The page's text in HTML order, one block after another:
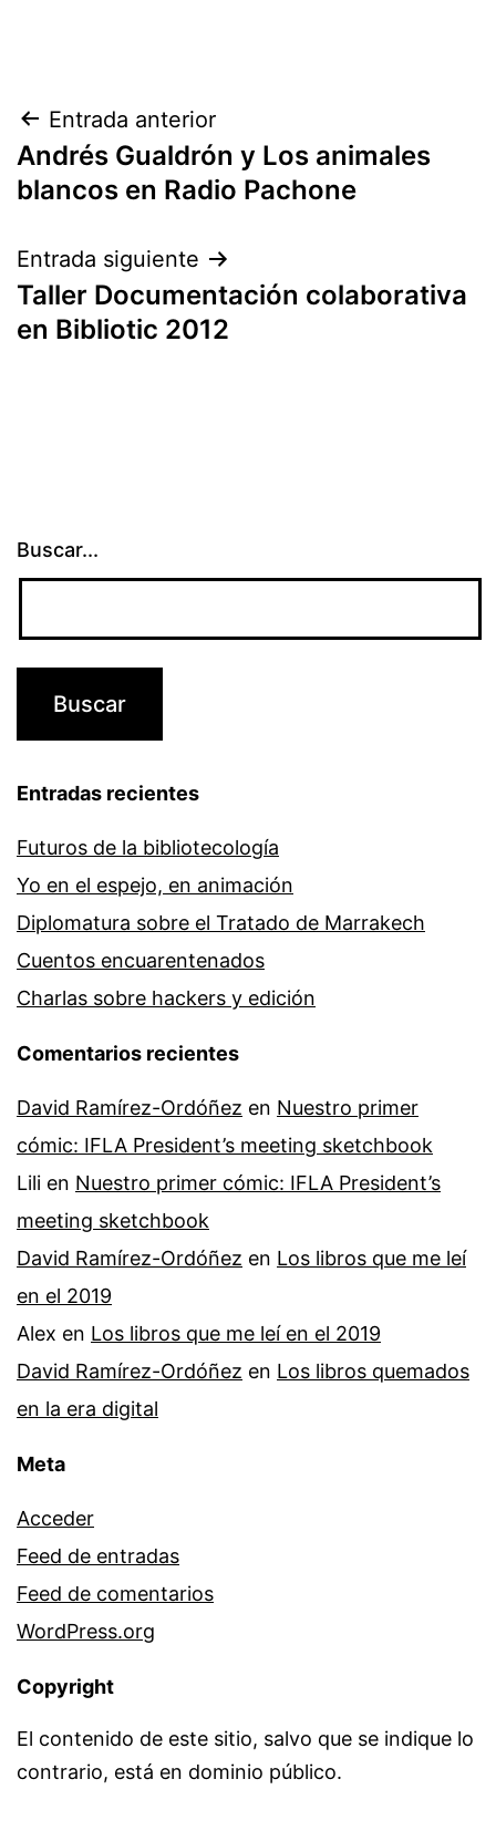
Navegación
de
Entrada anterior
Andrés Gualdrón y Los animales
blancos en Radio Pachone
Entrada siguiente
Taller Documentación colaborativa
en Bibliotic 2012
Buscar...
Entradas recientes
Futuros de la bibliotecología
Yo en el espejo, en animación
Diplomatura sobre el Tratado de Marrakech
Cuentos encuarentenados
Charlas sobre hackers y edición
Comentarios recientes
David Ramírez-Ordóñez en Nuestro primer
cómic: IFLA President’s meeting sketchbook
Lili en Nuestro primer cómic: IFLA President’s
meeting sketchbook
David Ramírez-Ordóñez en Los libros que me leí
en el 2019
Alex en Los libros que me leí en el 2019
David Ramírez-Ordóñez en Los libros quemados
en la era digital
Meta
Acceder
Feed de entradas
Feed de comentarios
WordPress.org
Copyright
El contenido de este sitio, salvo que se indique lo
contrario, está en dominio público.